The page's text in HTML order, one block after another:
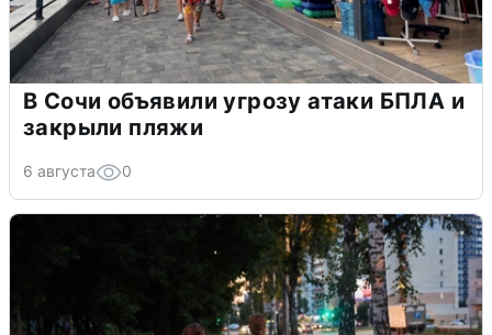
В Сочи объявили угрозу атаки БПЛА и
закрыли пляжи
6 августа 0